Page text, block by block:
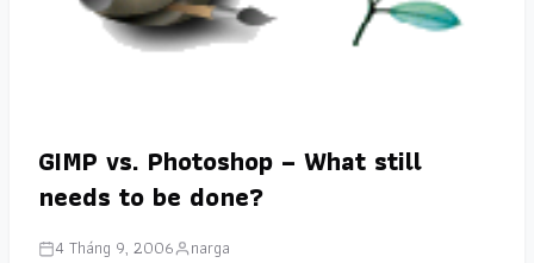
GIMP vs. Photoshop – What still
needs to be done?
4 Tháng 9, 2006 narga